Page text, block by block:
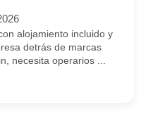
alojamiento incluido y
detrás de marcas
necesita operarios ...